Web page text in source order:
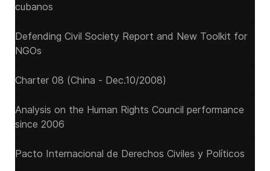
cubanos
Defending Civil Society Report and New Toolkit for
NGOs
Charter 08 (China - Dec.10/2008)
Analysis on the Human Rights Council performance
since 2006
Pacto Internacional de Derechos Civiles y Políticos